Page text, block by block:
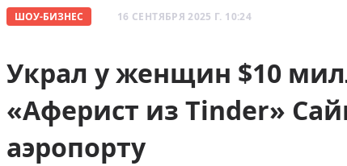
ШОУ-БИЗНЕС 16 СЕНТЯБРЯ 2025 Г. 10:24
Украл у женщин $10
«Аферист из Tinder»
аэропорту